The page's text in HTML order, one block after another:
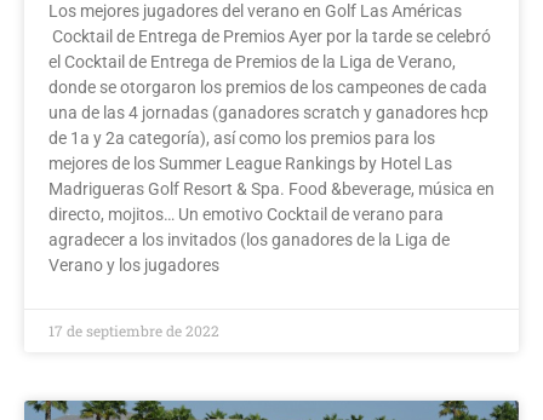
Los mejores jugadores del verano en Golf Las Américas
Cocktail de Entrega de Premios Ayer por la tarde se celebró
el Cocktail de Entrega de Premios de la Liga de Verano,
donde se otorgaron los premios de los campeones de cada
una de las 4 jornadas (ganadores scratch y ganadores hcp
de 1a y 2a categoría), así como los premios para los
mejores de los Summer League Rankings by Hotel Las
Madrigueras Golf Resort & Spa. Food &beverage, música en
directo, mojitos… Un emotivo Cocktail de verano para
agradecer a los invitados (los ganadores de la Liga de
Verano y los jugadores
17 de septiembre de 2022